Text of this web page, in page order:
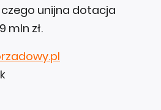
czego unijna dotacja
mln zł.